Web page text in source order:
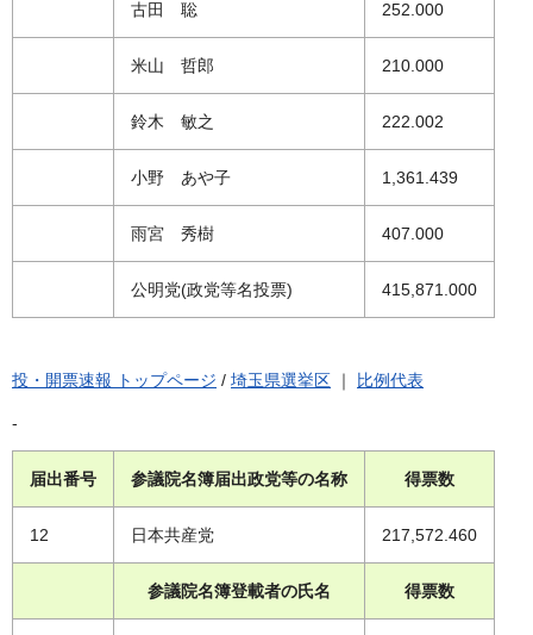
古田 聡 252.000
米山 哲郎 210.000
鈴木 敏之 222.002
小野 あや子 1,361.439
雨宮 秀樹 407.000
公明党(政党等名投票) 415,871.000
投・開票速報 トップページ / 埼玉県選挙区 ｜ 比例代表
-
届出番号 参議院名簿届出政党等の名称 得票数
12 日本共産党 217,572.460
参議院名簿登載者の氏名 得票数